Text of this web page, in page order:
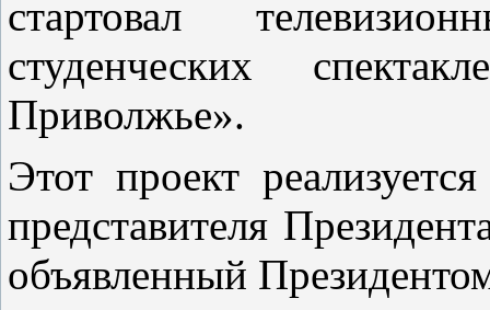
стартовал
студенческих
Приволжье».
Этот проект
представителя
объявленный